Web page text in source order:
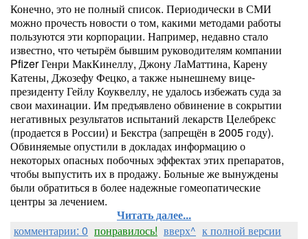
Конечно, это не полный список. Периодически в СМИ
можно прочесть новости о том, какими методами работы
пользуются эти корпорации. Например, недавно стало
известно, что четырём бывшим руководителям компании
Pfizer Генри МакКинеллу, Джону ЛаМаттина, Карену
Катены, Джозефу Фецко, а также нынешнему вице-
президенту Гейлу Коуквеллу, не удалось избежать суда за
свои махинации. Им предъявлено обвинение в сокрытии
негативных результатов испытаний лекарств Целебрекс
(продается в России) и Бекстра (запрещён в 2005 году).
Обвиняемые опустили в докладах информацию о
некоторых опасных побочных эффектах этих препаратов,
чтобы выпустить их в продажу. Больные же вынуждены
были обратиться в более надежные гомеопатические
центры за лечением.
Читать далее...
комментарии: 0 понравилось! вверх^ к полной версии